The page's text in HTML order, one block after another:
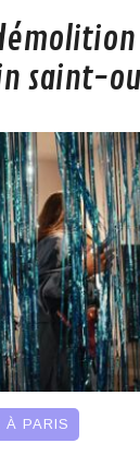
saint-
À PARIS